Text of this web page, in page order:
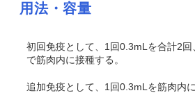
用法・容量
初回免疫として、1回0.3mLを合計2
で筋肉内に接種する。
追加免疫として、1回0.3mLを筋肉内に